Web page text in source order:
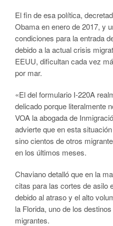
El fin de esa política,
Obama en enero de 2017, y
condiciones para la entrada
debido a la actual crisis
EEUU, dificultan cada vez
por mar.
«El del formulario I-220A
delicado porque literalmente
VOA la abogada de
advierte que en esta
sino cientos de otros
en los últimos meses.
Chaviano detalló que en la
citas para las cortes de asilo
debido al atraso y el alto
la Florida, uno de los
migrantes.